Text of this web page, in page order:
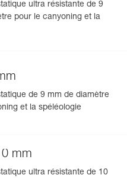
ultra résistante de 9
pour le canyoning et la
de 9 mm de diamètre
et la spéléologie
mm
ultra résistante de 10